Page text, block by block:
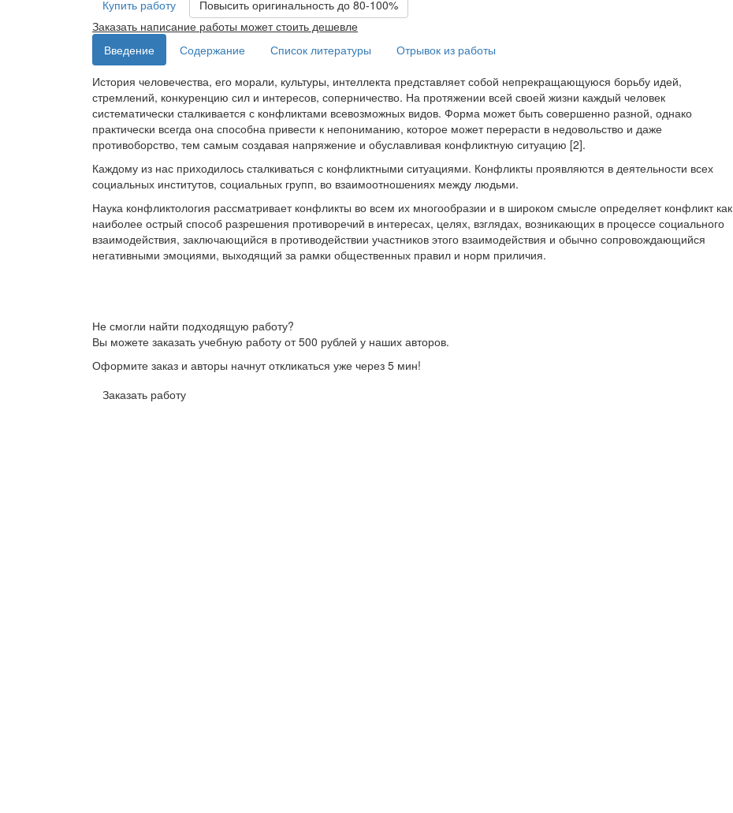
Купить работу
Повысить оригинальность до 80-100%
Заказать написание работы может стоить дешевле
Введение
Содержание Список литературы
Отрывок из работы
История человечества, его морали, культуры, интеллекта представляет собой непрекращающуюся борьбу идей,
стремлений, конкуренцию сил и интересов, соперничество. На протяжении всей своей жизни каждый человек
систематически сталкивается с конфликтами всевозможных видов. Форма может быть совершенно разной, однако
практически всегда она способна привести к непониманию, которое может перерасти в недовольство и даже
противоборство, тем самым создавая напряжение и обуславливая конфликтную ситуацию [2].
Каждому из нас приходилось сталкиваться с конфликтными ситуациями. Конфликты проявляются в деятельности всех
социальных институтов, социальных групп, во взаимоотношениях между людьми.
Наука конфликтология рассматривает конфликты во всем их многообразии и в широком смысле определяет конфликт как
наиболее острый способ разрешения противоречий в интересах, целях, взглядах, возникающих в процессе социального
взаимодействия, заключающийся в противодействии участников этого взаимодействия и обычно сопровождающийся
негативными эмоциями, выходящий за рамки общественных правил и норм приличия.
Не смогли найти подходящую работу?
Вы можете заказать учебную работу от 500 рублей у наших авторов.
Оформите заказ и авторы начнут откликаться уже через 5 мин!
Заказать работу